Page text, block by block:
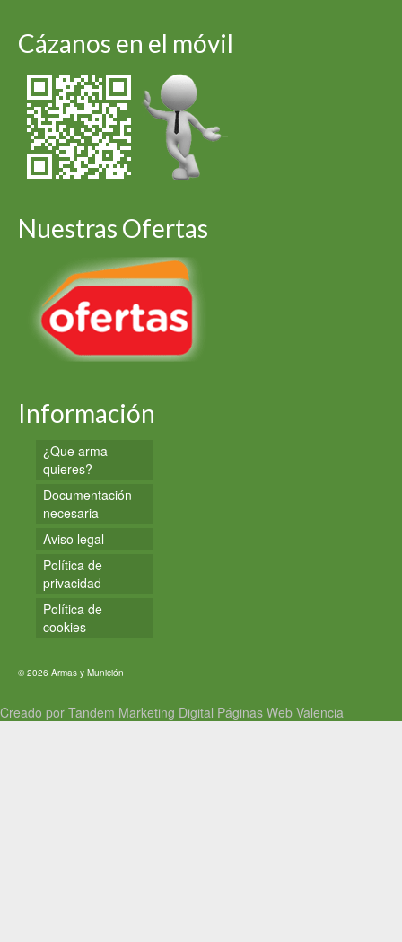
Cázanos en el móvil
Nuestras Ofertas
Información
¿Que arma
quieres?
Documentación
necesaria
Aviso legal
Política de
privacidad
Política de
cookies
© 2026 Armas y Munición
Creado por Tandem Marketing Digital Páginas Web Valencia